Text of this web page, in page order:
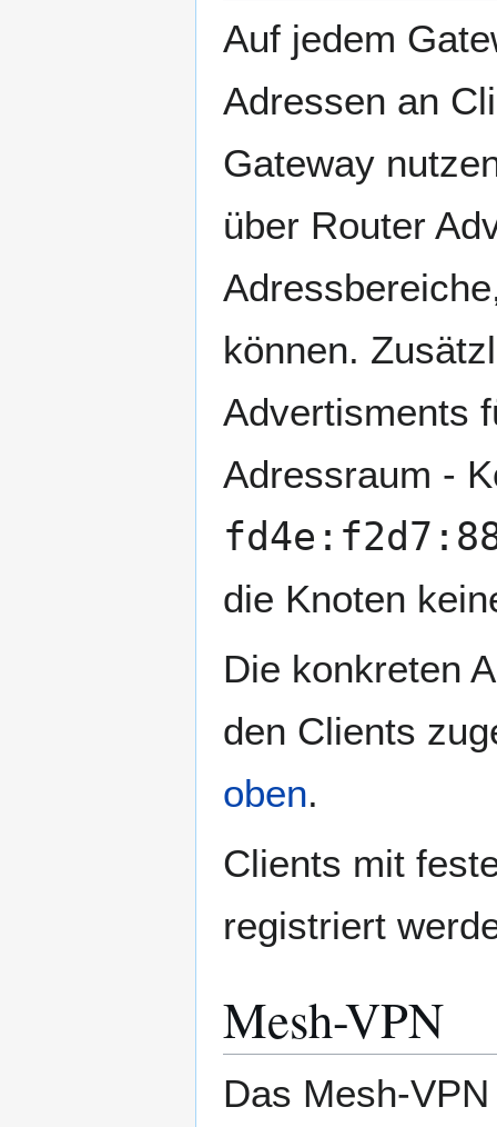
Auf jedem
Adressen an
Gateway
über Router
können.
Advertisments
Adressraum -
die Knoten
Die konkreten
den Clients
oben.
Clients mit
registriert
Mesh-VPN
Das Mesh-